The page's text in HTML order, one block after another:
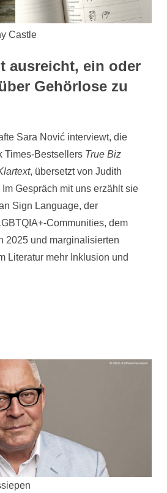
Castle
ausreicht, ein oder
Gehörlose zu
Sara Nović interviewt, die
Times-Bestsellers True Biz
, übersetzt von Judith
Gespräch mit uns erzählt sie
Sign Language, der
Communities, dem
2025 und marginalisierten
Literatur mehr Inklusion und